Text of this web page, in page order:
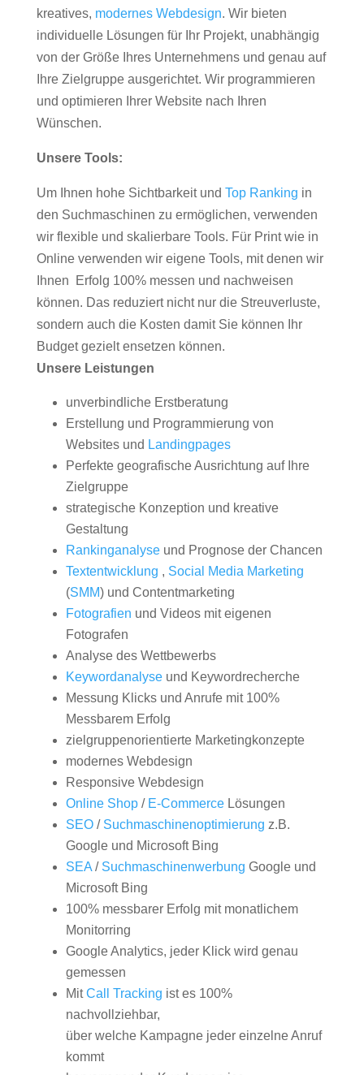
kreatives, modernes Webdesign. Wir bieten
individuelle Lösungen für Ihr Projekt, unabhängig
von der Größe Ihres Unternehmens und genau auf
Ihre Zielgruppe ausgerichtet. Wir programmieren
und optimieren Ihrer Website nach Ihren
Wünschen.
Unsere Tools:
Um Ihnen hohe Sichtbarkeit und Top Ranking in
den Suchmaschinen zu ermöglichen, verwenden
wir flexible und skalierbare Tools. Für Print wie in
Online verwenden wir eigene Tools, mit denen wir
Ihnen Erfolg 100% messen und nachweisen
können. Das reduziert nicht nur die Streuverluste,
sondern auch die Kosten damit Sie können Ihr
Budget gezielt ensetzen können.
Unsere Leistungen
unverbindliche Erstberatung
Erstellung und Programmierung von
Websites und Landingpages
Perfekte geografische Ausrichtung auf Ihre
Zielgruppe
strategische Konzeption und kreative
Gestaltung
Rankinganalyseund Prognose der Chancen
Textentwicklung , Social Media Marketing
(SMM) und Contentmarketing
Fotografien und Videos mit eigenen
Fotografen
Analyse des Wettbewerbs
Keywordanalyseund Keywordrecherche
Messung Klicks und Anrufe mit 100%
Messbarem Erfolg
zielgruppenorientierte Marketingkonzepte
modernes Webdesign
Responsive Webdesign
Online Shop/ E-CommerceLösungen
SEO/ Suchmaschinenoptimierung z.B.
Google und Microsoft Bing
SEA/ Suchmaschinenwerbung Google und
Microsoft Bing
100% messbarer Erfolg mit monatlichem
Monitorring
Google Analytics, jeder Klick wird genau
gemessen
MitCall Tracking ist es 100%
nachvollziehbar,
über welche Kampagne jeder einzelne Anruf
kommt